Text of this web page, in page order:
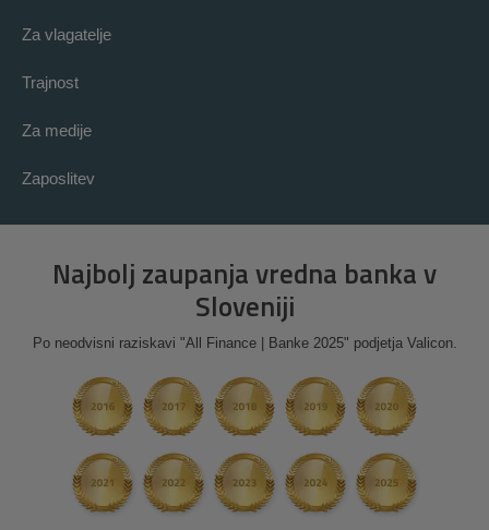
Za vlagatelje
Trajnost
Za medije
Zaposlitev
Najbolj zaupanja vredna banka v
Sloveniji
Po neodvisni raziskavi "All Finance | Banke 2025" podjetja Valicon.